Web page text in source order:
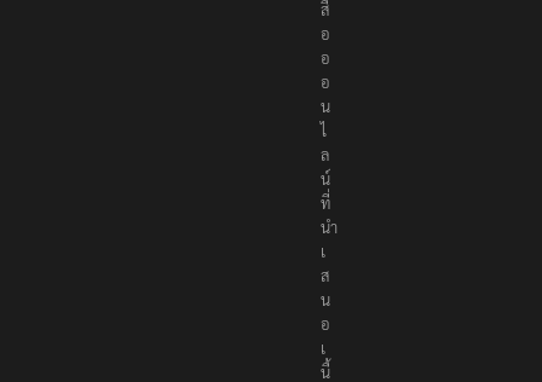
สื่
อ
อ
อ
น
ไ
ล
น์
ที่
นำ
เ
ส
น
อ
เ
นื้